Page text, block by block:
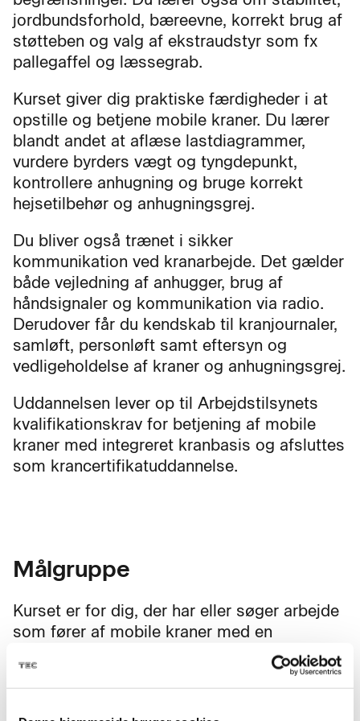
jordbundsforhold, bæreevne, korrekt brug af
støtteben og valg af ekstraudstyr som fx
pallegaffel og læssegrab.
Kurset giver dig praktiske færdigheder i at
opstille og betjene mobile kraner. Du lærer
blandt andet at aflæse lastdiagrammer,
vurdere byrders vægt og tyngdepunkt,
kontrollere anhugning og bruge korrekt
hejsetilbehør og anhugningsgrej.
Du bliver også trænet i sikker
kommunikation ved kranarbejde. Det gælder
både vejledning af anhugger, brug af
håndsignaler og kommunikation via radio.
Derudover får du kendskab til kranjournaler,
samløft, personløft samt eftersyn og
vedligeholdelse af kraner og anhugningsgrej.
Uddannelsen lever op til Arbejdstilsynets
kvalifikationskrav for betjening af mobile
kraner med integreret kranbasis og afsluttes
som krancertifikatuddannelse.
Målgruppe
Kurset er for dig, der har eller søger arbejde
som fører af mobile kraner med en
løftekapacitet på over 8 tonsmeter til og
med 30 tonsmeter.